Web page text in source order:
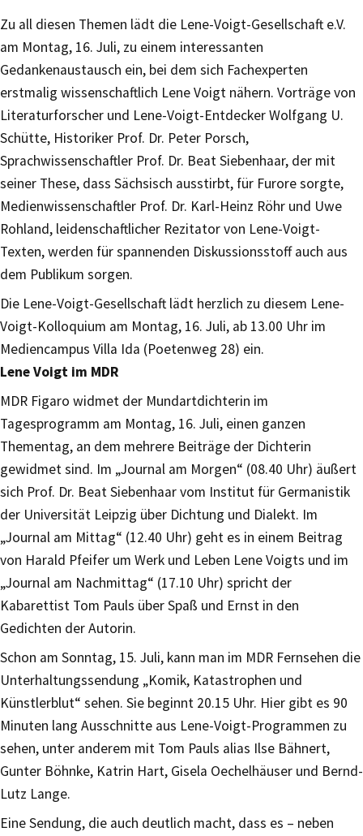
Zu all diesen Themen lädt die Lene-Voigt-Gesellschaft e.V.
am Montag, 16. Juli, zu einem interessanten
Gedankenaustausch ein, bei dem sich Fachexperten
erstmalig wissenschaftlich Lene Voigt nähern. Vorträge von
Literaturforscher und Lene-Voigt-Entdecker Wolfgang U.
Schütte, Historiker Prof. Dr. Peter Porsch,
Sprachwissenschaftler Prof. Dr. Beat Siebenhaar, der mit
seiner These, dass Sächsisch ausstirbt, für Furore sorgte,
Medienwissenschaftler Prof. Dr. Karl-Heinz Röhr und Uwe
Rohland, leidenschaftlicher Rezitator von Lene-Voigt-
Texten, werden für spannenden Diskussionsstoff auch aus
dem Publikum sorgen.
Die Lene-Voigt-Gesellschaft lädt herzlich zu diesem Lene-
Voigt-Kolloquium am Montag, 16. Juli, ab 13.00 Uhr im
Mediencampus Villa Ida (Poetenweg 28) ein.
Lene Voigt im MDR
MDR Figaro widmet der Mundartdichterin im
Tagesprogramm am Montag, 16. Juli, einen ganzen
Thementag, an dem mehrere Beiträge der Dichterin
gewidmet sind. Im „Journal am Morgen“ (08.40 Uhr) äußert
sich Prof. Dr. Beat Siebenhaar vom Institut für Germanistik
der Universität Leipzig über Dichtung und Dialekt. Im
„Journal am Mittag“ (12.40 Uhr) geht es in einem Beitrag
von Harald Pfeifer um Werk und Leben Lene Voigts und im
„Journal am Nachmittag“ (17.10 Uhr) spricht der
Kabarettist Tom Pauls über Spaß und Ernst in den
Gedichten der Autorin.
Schon am Sonntag, 15. Juli, kann man im MDR Fernsehen die
Unterhaltungssendung „Komik, Katastrophen und
Künstlerblut“ sehen. Sie beginnt 20.15 Uhr. Hier gibt es 90
Minuten lang Ausschnitte aus Lene-Voigt-Programmen zu
sehen, unter anderem mit Tom Pauls alias Ilse Bähnert,
Gunter Böhnke, Katrin Hart, Gisela Oechelhäuser und Bernd-
Lutz Lange.
Eine Sendung, die auch deutlich macht, dass es – neben